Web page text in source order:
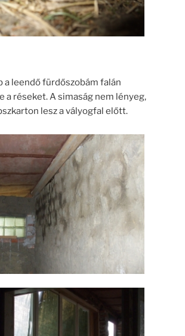
a leendő fürdőszobám falán
a réseket. A simaság nem lényeg,
lesz a vályogfal előtt.